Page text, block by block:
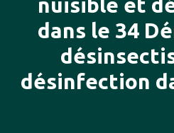
nuisible et
dans le 34
désinfection